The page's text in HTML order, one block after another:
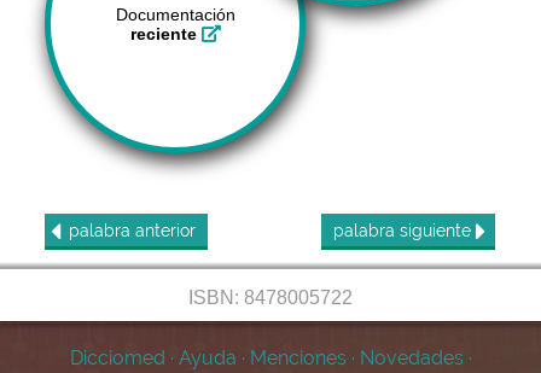
Documentación
reciente
palabra anterior palabra siguiente
ISBN: 8478005722
Dicciomed · Ayuda · Menciones · Novedades ·